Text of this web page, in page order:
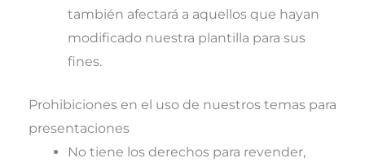
también afectará a aquellos que hayan
modificado nuestra plantilla para sus
fines.
Prohibiciones en el uso de nuestros temas para
presentaciones
No tiene los derechos para revender,